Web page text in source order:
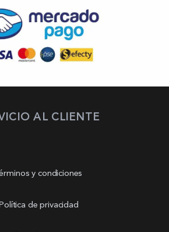
AL CLIENTE
y condiciones
de privacidad